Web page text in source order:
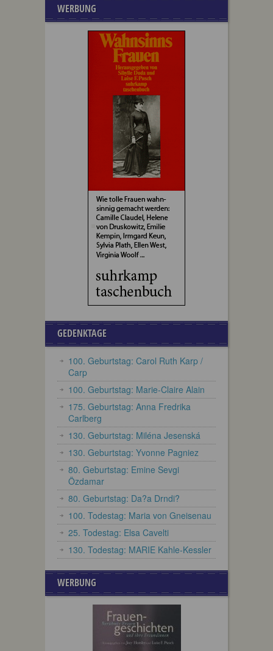
WERBUNG
GEDENKTAGE
100. Geburtstag: Carol Ruth Karp /
Carp
100. Geburtstag: Marie-Claire Alain
175. Geburtstag: Anna Fredrika
Carlberg
130. Geburtstag: Miléna Jesenská
130. Geburtstag: Yvonne Pagniez
80. Geburtstag: Emine Sevgi
Özdamar
80. Geburtstag: Da?a Drndi?
100. Todestag: Maria von Gneisenau
25. Todestag: Elsa Cavelti
130. Todestag: MARIE Kahle-Kessler
WERBUNG